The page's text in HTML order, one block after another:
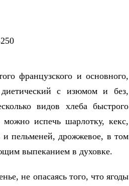
французского и основного,
с изюмом и без,
видов хлеба быстрого
испечь шарлотку, кекс,
и пельменей, дрожжевое, в том
выпеканием в духовке.
не опасаясь того, что ягоды